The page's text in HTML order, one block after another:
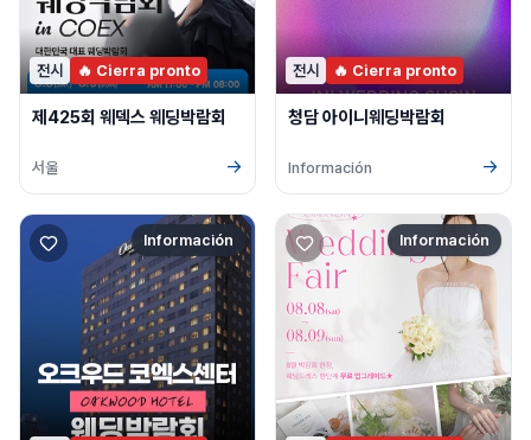
전시 🔥 Cierra pronto
제425회 웨덱스 웨딩박람회
서울 →
전시 🔥 Cierra pronto
청담 아이니웨딩박람회
Información →
Información Información